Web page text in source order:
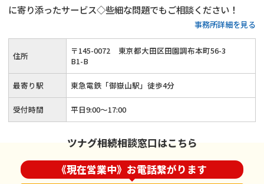
に寄り添ったサービス◇些細な問題でもご相談ください！
事務所詳細を見る
住所 〒145-0072
東京都大田区田園調布本町56-3
B1-B
最寄り駅 東急電鉄「御嶽山駅」徒歩4分
受付時間 平日9:00〜17:00
ツナグ相続相談窓口はこちら
《現在営業中》お電話繋がります